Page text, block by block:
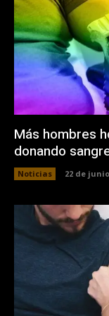
Más hombres
donando
Noticias 22 de